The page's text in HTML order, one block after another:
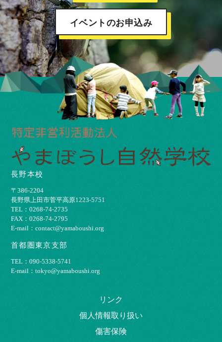
イベントのお申込み
長野本校
〒386-2204
⻑野県上⽥市菅平⾼原1223-5751
TEL：0268-74-2735
FAX：0268-74-2795
E-mail：contact@yamaboushi.org
首都圏東京支部
TEL：090-5338-5741
E-mail：tokyo@yamaboushi.org
リンク
個⼈情報取り扱い
傷害保険